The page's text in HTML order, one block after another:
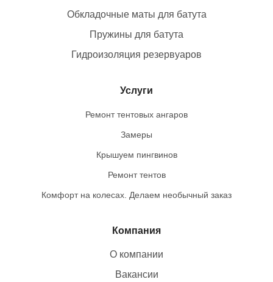
Обкладочные маты для батута
Пружины для батута
Гидроизоляция резервуаров
Услуги
Ремонт тентовых ангаров
Замеры
Крышуем пингвинов
Ремонт тентов
Комфорт на колесах. Делаем необычный заказ
Компания
О компании
Вакансии